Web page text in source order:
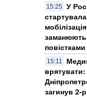
15:25
У
заманюють
повістками
15:11
загинув 2-